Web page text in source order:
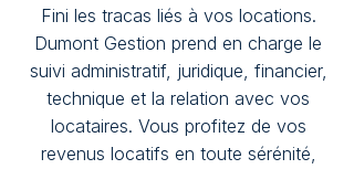
Fini les tracas liés à vos locations.
Dumont Gestion prend en charge le
suivi administratif, juridique, financier,
technique et la relation avec vos
locataires. Vous profitez de vos
revenus locatifs en toute sérénité,